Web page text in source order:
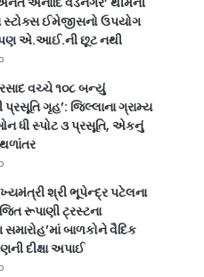
સ્ટોક્સ ઈમેજીસનો ઉપયોગ
પણ એ.આઈ.ની છૂટ નથી
વચ્ચે ૧૦૮ બન્યું
ગૃહ’: જિલ્લાના ગ્રામ્ય
ધી સ્પોટ ૩ પ્રસૂતિ, એકનું
શ્રી ભૂપેન્દ્ર પટેલના
રૂપાણી ટ્રસ્ટના
સમારોહ’માં બાળકોને વૈદિક
દીક્ષા અપાઈ